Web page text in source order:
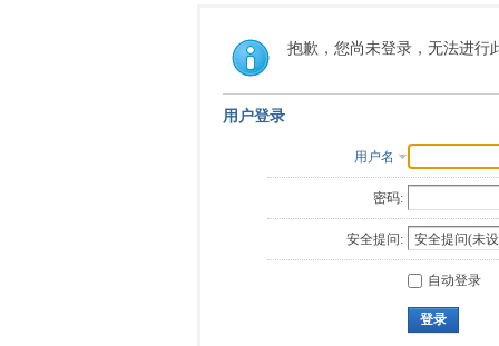
索
抱歉，您尚未登录，无法进行
用户登录
用户名
密码:
安全提问:
自动登录
登录